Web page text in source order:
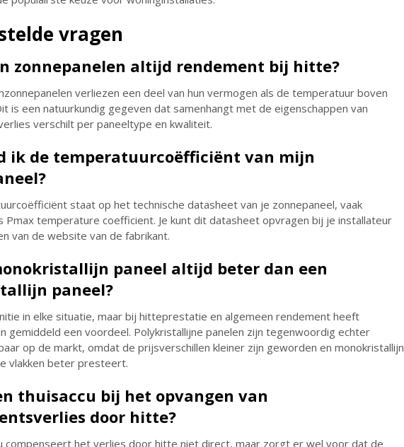
vragen
zonnepanelen altijd rendement bij hitte?
verliezen een deel van hun vermogen als de temperatuur boven
is een natuurkundig gegeven dat samenhangt met de eigenschappen van
verschilt per paneeltype en kwaliteit.
ik de temperatuurcoëfficiënt van mijn
staat op het technische datasheet van je zonnepaneel, vaak
Pmax temperature coefficient. Je kunt dit datasheet opvragen bij je installateur
van de website van de fabrikant.
paneel altijd beter dan een
paneel?
in elke situatie, maar bij hitteprestatie en algemeen rendement heeft
gemiddeld een voordeel. Polykristallijne panelen zijn tegenwoordig echter
op de markt, omdat de prijsverschillen kleiner zijn geworden en monokristallijn
vlakken beter presteert.
thuisaccu bij het opvangen van
door hitte?
compenseert het verlies door hitte niet direct, maar zorgt er wel voor dat de